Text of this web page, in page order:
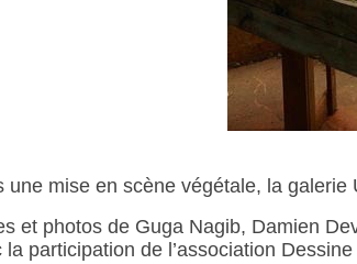
une mise en scène végétale, la
et photos de Guga Nagib, Damien
la participation de l’association Dessine